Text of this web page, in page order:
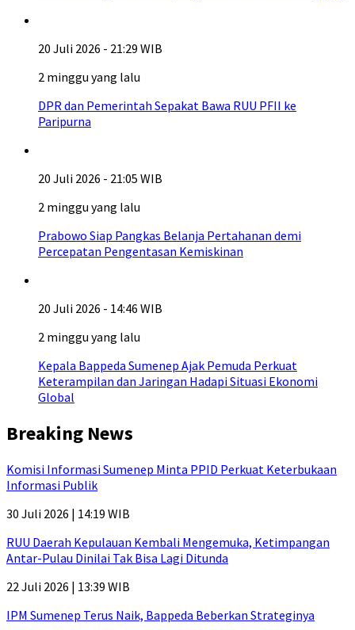
20 Juli 2026 - 21:29 WIB
2 minggu yang lalu
DPR dan Pemerintah Sepakat Bawa RUU PFII ke
Paripurna
20 Juli 2026 - 21:05 WIB
2 minggu yang lalu
Prabowo Siap Pangkas Belanja Pertahanan demi
Percepatan Pengentasan Kemiskinan
20 Juli 2026 - 14:46 WIB
2 minggu yang lalu
Kepala Bappeda Sumenep Ajak Pemuda Perkuat
Keterampilan dan Jaringan Hadapi Situasi Ekonomi
Global
Breaking News
Komisi Informasi Sumenep Minta PPID Perkuat Keterbukaan
Informasi Publik
30 Juli 2026 | 14:19 WIB
RUU Daerah Kepulauan Kembali Mengemuka, Ketimpangan
Antar-Pulau Dinilai Tak Bisa Lagi Ditunda
22 Juli 2026 | 13:39 WIB
IPM Sumenep Terus Naik, Bappeda Beberkan Strateginya